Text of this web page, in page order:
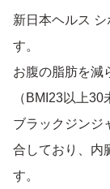
新日本ヘルス
す。
お腹の脂肪を減
（BMI23以上30
ブラックジンジ
合しており、内
す。